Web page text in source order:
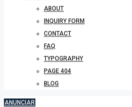
ABOUT
INQUIRY FORM
CONTACT
FAQ
TYPOGRAPHY
PAGE 404
BLOG
ANUNCIAR